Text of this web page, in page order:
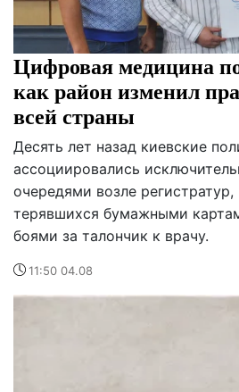
Цифровая медицина
как район изменил
всей страны
Десять лет назад киевские
ассоциировались
очередями возле регистратур,
терявшихся бумажными
боями за талончик к врачу.
11:50 04.08